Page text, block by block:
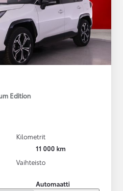
Edition
Kilometrit
11 000 km
Vaihteisto
Automaatti